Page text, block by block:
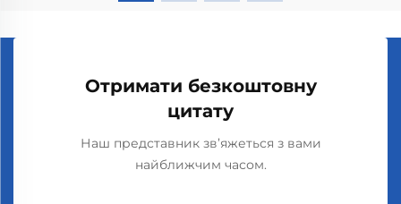
Отримати безкоштовну
цитату
Наш представник зв’яжеться з вами
найближчим часом.